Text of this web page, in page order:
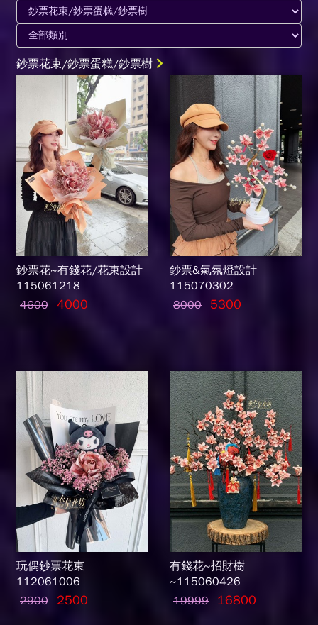
鈔票花束/鈔票蛋糕/鈔票樹
鈔票花~有錢花/花束設計
115061218
4600 4000
鈔票&氣氛燈設計
115070302
8000
5300
玩偶鈔票花束
112061006
2900
2500
有錢花~招財樹
~115060426
19999
16800